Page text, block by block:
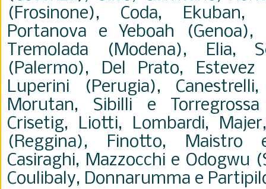
(Frosinone), Coda, Ekuban,
Portanova e Yeboah (Genoa),
Tremolada (Modena), Elia,
(Palermo), Del Prato,
Luperini (Perugia),
Morutan, Sibilli e
Crisetig, Liotti, Lombardi,
(Reggina), Finotto, Maistro
Casiraghi, Mazzocchi e Odogwu
Coulibaly, Donnarumma e